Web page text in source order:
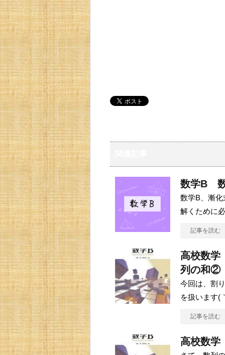
数学B
数学B、漸
解くために
記事を読む
高校数
列の和②
今回は、割
を扱います(
記事を読む
高校数